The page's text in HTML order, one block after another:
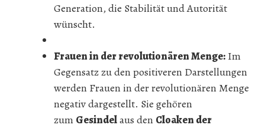
Generation, die Stabilität und Autorität
wünscht.
Frauen in der revolutionären Menge: Im
Gegensatz zu den positiveren Darstellungen
werden Frauen in der revolutionären Menge
negativ dargestellt. Sie gehören
zum Gesindelaus den Cloaken der